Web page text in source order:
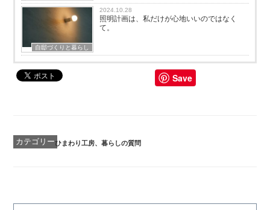
自邸づくりと暮らし
2024.10.28
照明計画は、私だけが心地いいのではなく
て。
Save
カ
ひまわり工房、 暮らしの質問
投